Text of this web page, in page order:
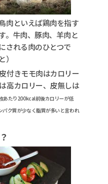
肉といえば鶏肉を指す
。牛肉、豚肉、羊肉と
される肉のひとつで
付きモモ肉はカロリー
高カロリー、皮無しは
あたり200kcal前後カロリーが低
パク質が少なく脂質が多いと言われ